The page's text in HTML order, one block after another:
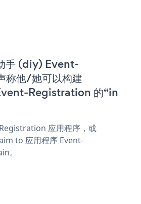
手 (diy) Event-
他/她可以构建
Registration 的“in
应用程序，或
to 应用程序 Event-
。